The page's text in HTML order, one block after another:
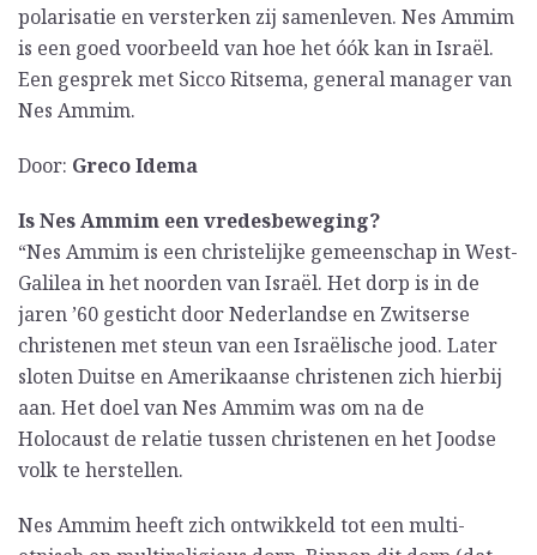
polarisatie en versterken zij samenleven. Nes Ammim
is een goed voorbeeld van hoe het óók kan in Israël.
Een gesprek met Sicco Ritsema, general manager van
Nes Ammim.
Door: Greco Idema
Is Nes Ammim een vredesbeweging?
“Nes Ammim is een christelijke gemeenschap in West-
Galilea in het noorden van Israël. Het dorp is in de
jaren ’60 gesticht door Nederlandse en Zwitserse
christenen met steun van een Israëlische jood. Later
sloten Duitse en Amerikaanse christenen zich hierbij
aan. Het doel van Nes Ammim was om na de
Holocaust de relatie tussen christenen en het Joodse
volk te herstellen.
Nes Ammim heeft zich ontwikkeld tot een multi-